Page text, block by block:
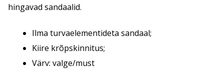
hingavad sandaalid.
Ilma turvaelementideta sandaal;
Kiire krõpskinnitus;
Värv: valge/must